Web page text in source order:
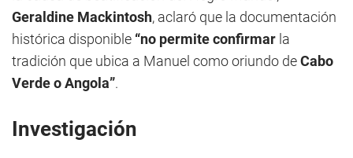
Geraldine Mackintosh, aclaró que la documentación
histórica disponible “no permite confirmar la
tradición que ubica a Manuel como oriundo deCabo
Verde o Angola”.
Investigación